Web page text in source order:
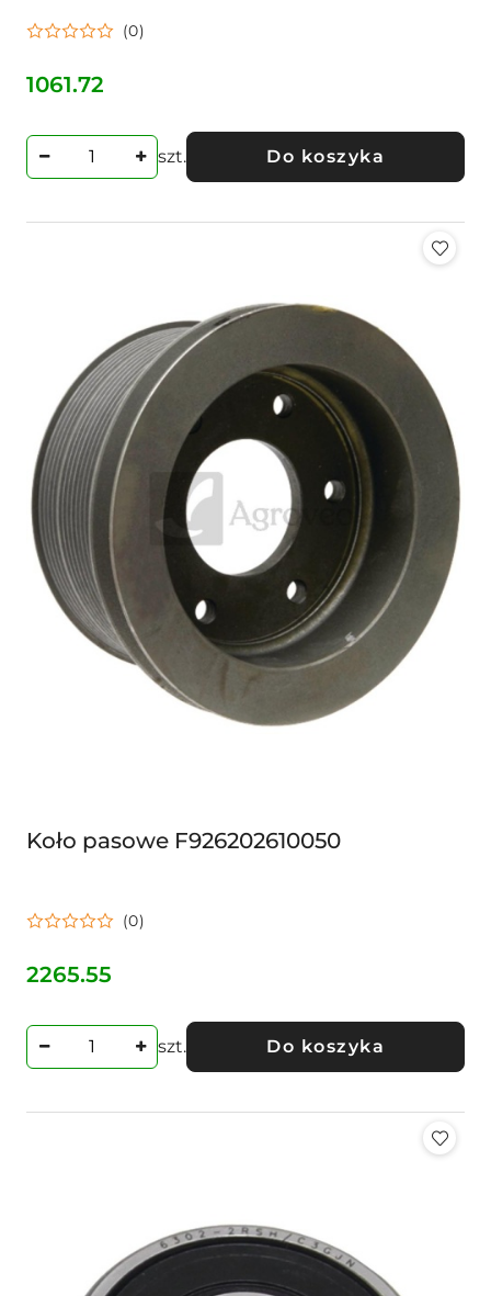
(0)
Cena:
1061.72
szt. Do koszyka
Koło pasowe F926202610050
(0)
Cena:
2265.55
szt. Do koszyka